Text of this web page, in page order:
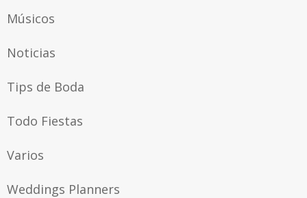
Músicos
Noticias
Tips de Boda
Todo Fiestas
Varios
Weddings Planners